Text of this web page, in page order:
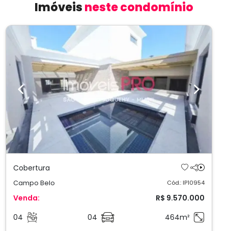
Imóveisneste condomínio
Previous Next
Cobertura
Campo Belo Cód.: IP10954
Venda:
R$ 9.570.000
04
04 464m²